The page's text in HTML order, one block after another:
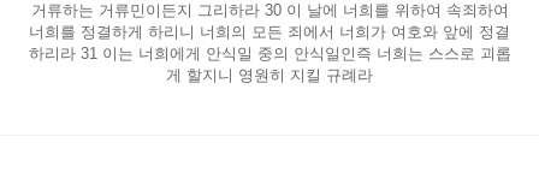
거류하는 거류민이든지 그리하라 30 이 날에 너희를 위하여 속죄하여
너희를 정결하게 하리니 너희의 모든 죄에서 너희가 여호와 앞에 정결
하리라 31 이는 너희에게 안식일 중의 안식일인즉 너희는 스스로 괴롭
게 할지니 영원히 지킬 규례라